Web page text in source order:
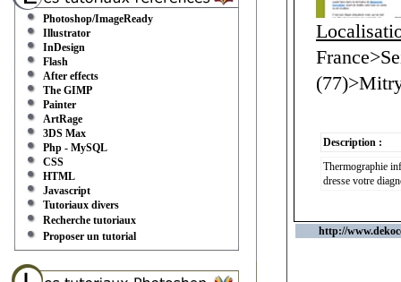
Photoshop/ImageReady
Illustrator
InDesign
Flash
After effects
The GIMP
Painter
ArtRage
3DS Max
Php - MySQL
CSS
HTML
Javascript
Tutoriaux divers
Recherche tutoriaux
Proposer un tutorial
Description :
Thermographie
dresse votre
http://